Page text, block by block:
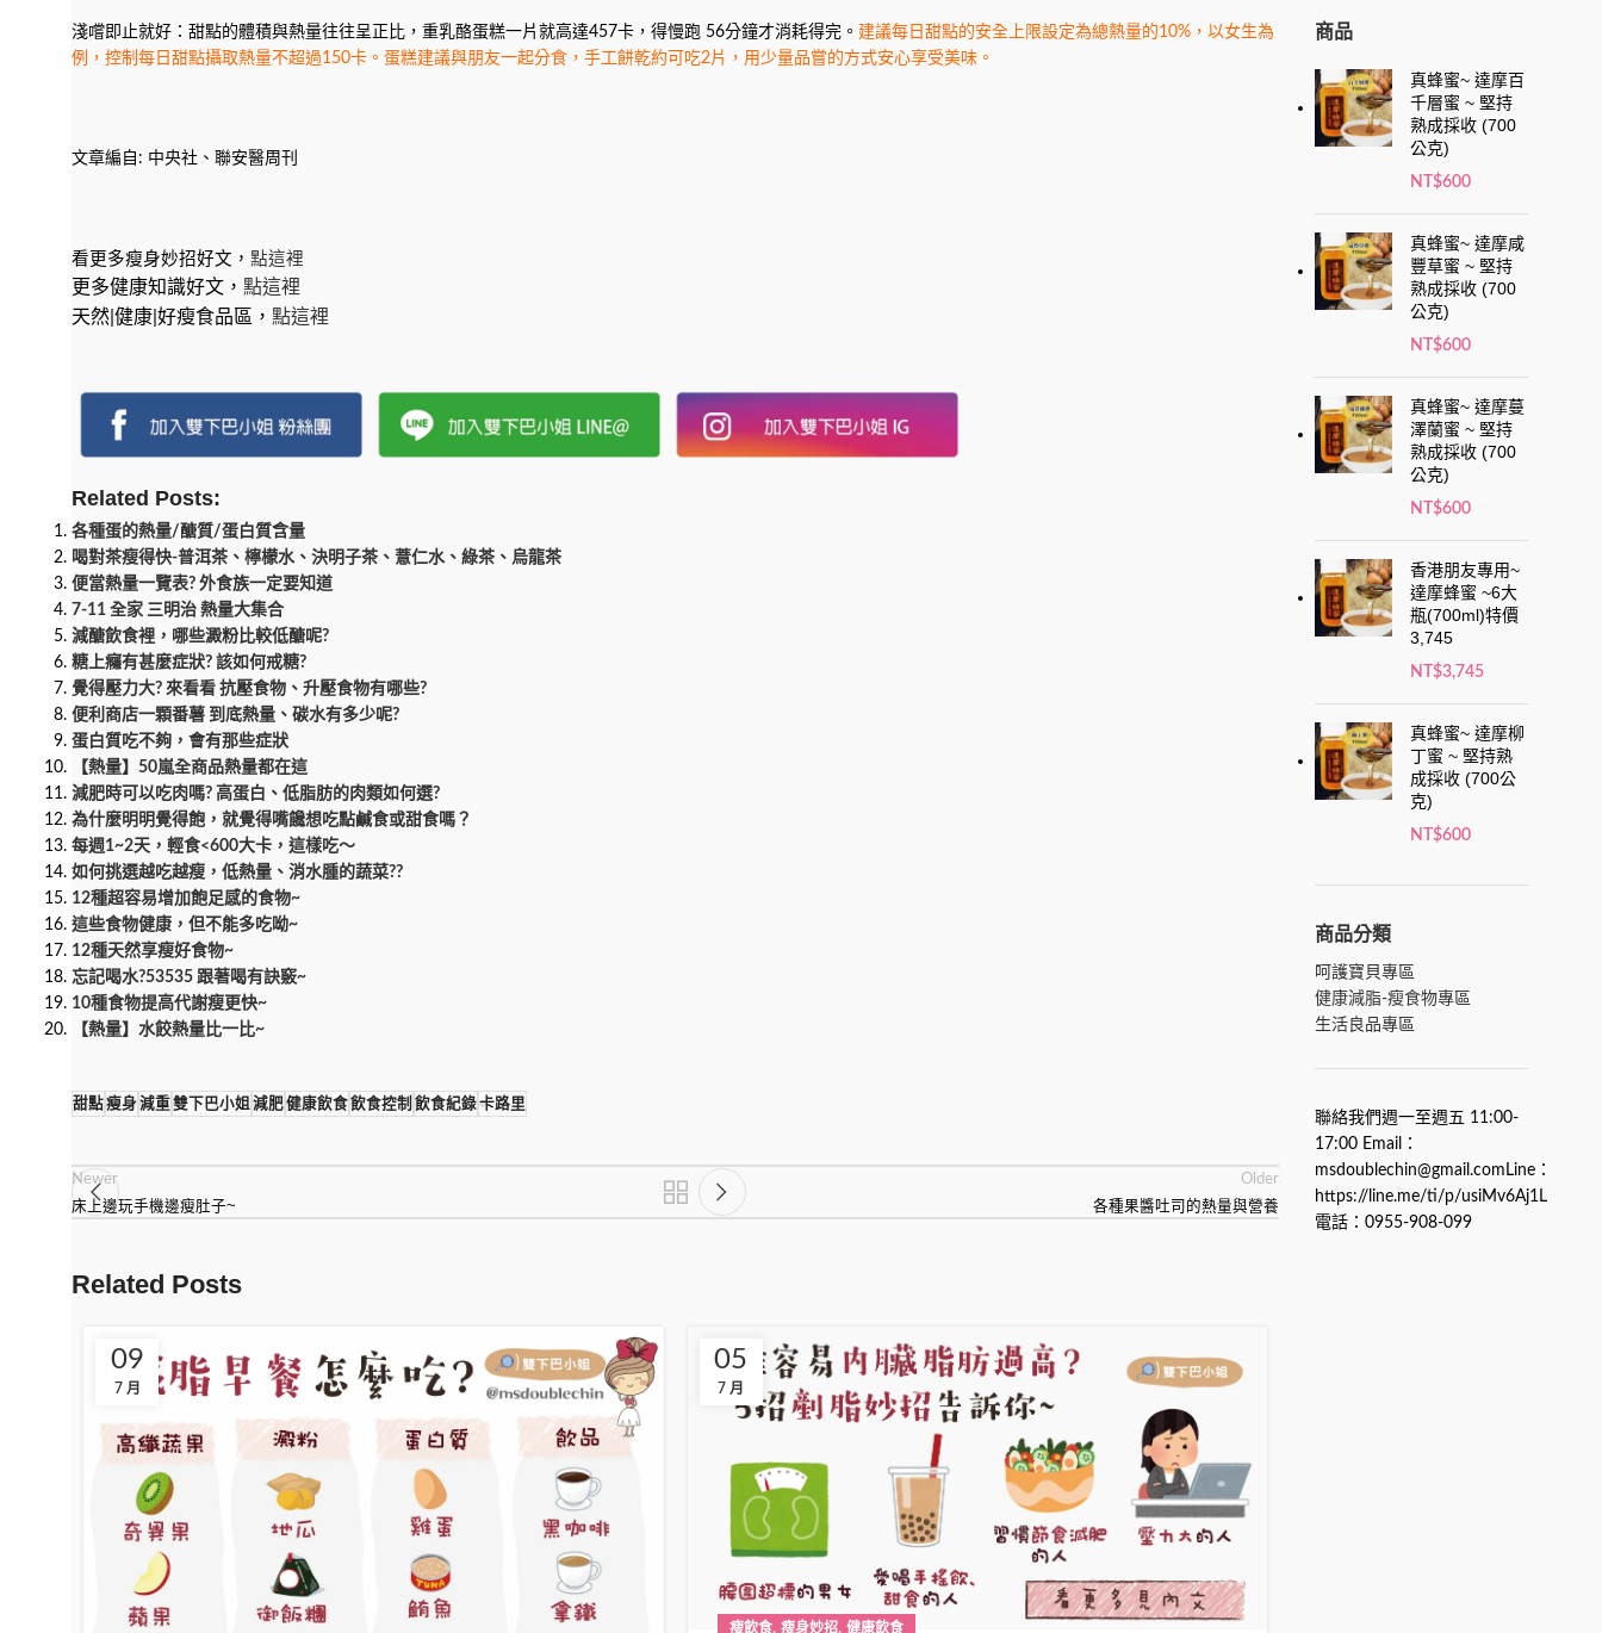
淺嚐即止就好：甜點的體積與熱量往往呈正比，重乳酪蛋糕一片就高達457卡，得慢跑 56分鐘才消耗得完。 建議每日甜點的安全上限設定為總熱量的10%，以女生為
例，控制每日甜點攝取熱量不超過150卡。蛋糕建議與朋友一起分食，手工餅乾約可吃2片，用少量品嘗的方式安心享受美味。
文章編自: 中央社、聯安醫周刊
看更多瘦身妙招好文， 點這裡
更多健康知識好文， 點這裡
天然|健康|好瘦食品區， 點這裡
Related Posts:
各種蛋的熱量/醣質/蛋白質含量
喝對茶瘦得快-普洱茶、檸檬水、決明子茶、薏仁水、綠茶、烏龍茶
便當熱量一覽表? 外食族一定要知道
7-11 全家 三明治 熱量大集合
減醣飲食裡，哪些澱粉比較低醣呢?
糖上癮有甚麼症狀? 該如何戒糖?
覺得壓力大? 來看看 抗壓食物、升壓食物有哪些?
便利商店一顆番薯 到底熱量、碳水有多少呢?
蛋白質吃不夠，會有那些症狀
【熱量】50嵐全商品熱量都在這
減肥時可以吃肉嗎? 高蛋白、低脂肪的肉類如何選?
為什麼明明覺得飽，就覺得嘴饞想吃點鹹食或甜食嗎？
每週1~2天，輕食<600大卡，這樣吃～
如何挑選越吃越瘦，低熱量、消水腫的蔬菜??
12種超容易增加飽足感的食物~
這些食物健康，但不能多吃呦~
12種天然享瘦好食物~
忘記喝水?53535 跟著喝有訣竅~
10種食物提高代謝瘦更快~
【熱量】水餃熱量比一比~
甜點瘦身減重雙下巴小姐 減肥健康飲食飲食控制 飲食紀錄卡路里
Newer
床上邊玩手機邊瘦肚子~
Older
各種果醬吐司的熱量與營養
Related Posts
09
7 月
05
7 月
瘦飲食, 瘦身妙招, 健康飲食
商品
真蜂蜜~ 達摩百
千層蜜 ~ 堅持
熟成採收 (700
公克)
NT$600
真蜂蜜~ 達摩咸
豐草蜜 ~ 堅持
熟成採收 (700
公克)
NT$600
真蜂蜜~ 達摩蔓
澤蘭蜜 ~ 堅持
熟成採收 (700
公克)
NT$600
香港朋友專用~
達摩蜂蜜 ~6大
瓶(700ml)特價
3,745
NT$3,745
真蜂蜜~ 達摩柳
丁蜜 ~ 堅持熟
成採收 (700公
克)
NT$600
商品分類
呵護寶貝專區
健康減脂-瘦食物專區
生活良品專區
聯絡我們週一至週五 11:00-
17:00 Email：
msdoublechin@gmail.comLine：
https://line.me/ti/p/usiMv6Aj1L
電話：0955-908-099